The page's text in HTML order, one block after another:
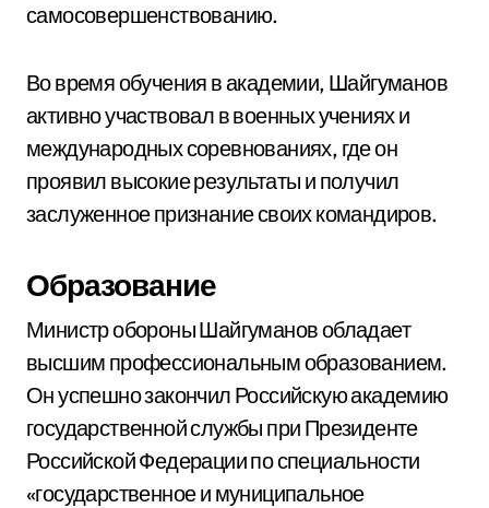
самосовершенствованию.
Во время обучения в академии, Шайгуманов
активно участвовал в военных учениях и
международных соревнованиях, где он
проявил высокие результаты и получил
заслуженное признание своих командиров.
Образование
Министр обороны Шайгуманов обладает
высшим профессиональным образованием.
Он успешно закончил Российскую академию
государственной службы при Президенте
Российской Федерации по специальности
«государственное и муниципальное